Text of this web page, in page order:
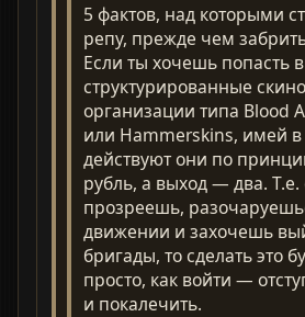
5 фактов, над которыми
репу, прежде чем
Если ты хочешь попасть в
структурированные
организации типа Blood
или Hammerskins, имей в
действуют они по
рубль, а выход — два. Т.е.
прозреешь,
движении и захочешь
бригады, то сделать это
просто, как войти —
и покалечить.